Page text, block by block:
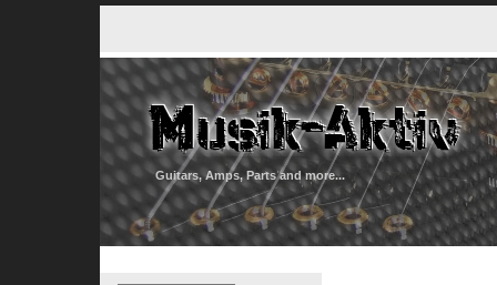
Guitars, Amps, Parts and more...